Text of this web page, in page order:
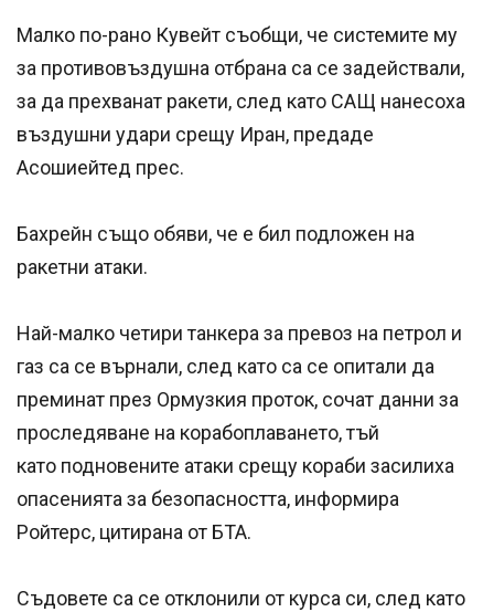
Малко по-рано Кувейт съобщи, че системите му
за противовъздушна отбрана са се задействали,
за да прехванат ракети, след като САЩ нанесоха
въздушни удари срещу Иран, предаде
Асошиейтед прес.
Бахрейн също обяви, че е бил подложен на
ракетни атаки.
Най-малко четири танкера за превоз на петрол и
газ са се върнали, след като са се опитали да
преминат през Ормузкия проток, сочат данни за
проследяване на корабоплаването, тъй
като подновените атаки срещу кораби засилиха
опасенията за безопасността, информира
Ройтерс, цитирана от БТА.
Съдовете са се отклонили от курса си, след като